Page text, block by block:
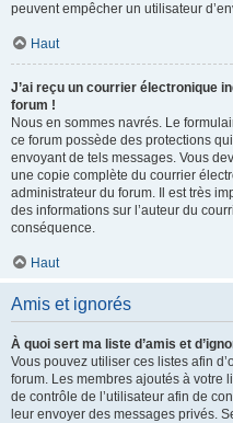
peuvent empêcher un utilisateur
Haut
J’ai reçu un courrier électronique
forum !
Nous en sommes navrés. Le
ce forum possède des protections
envoyant de tels messages. Vous
une copie complète du courrier
administrateur du forum. Il est très
des informations sur l’auteur du
conséquence.
Haut
Amis et ignorés
À quoi sert ma liste d’amis et
Vous pouvez utiliser ces listes afin
forum. Les membres ajoutés à votre
de contrôle de l’utilisateur afin de
leur envoyer des messages privés.